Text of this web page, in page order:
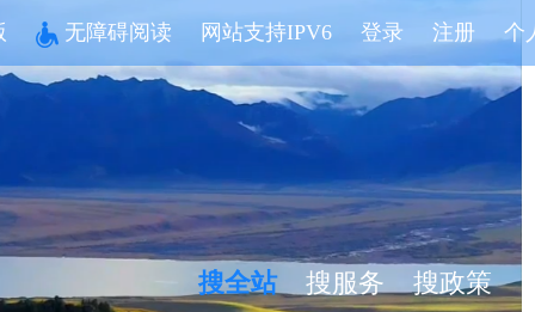
无障碍阅读 网站支持IPV6 登录 注册 个
搜全站 搜服务 搜政策